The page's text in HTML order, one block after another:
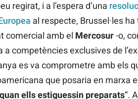
regirat, i a l’espera d’una
al respecte, Brussel·les
comercial amb el Mercosur-o,
a competències exclusives de
es va comprometre amb els
que posaria en marxa
ells estiguessin preparats“.